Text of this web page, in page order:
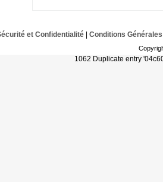
et Confidentialité| Conditions Générales
1062 Duplicate entry